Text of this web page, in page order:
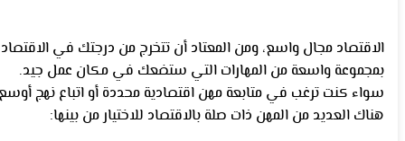
الاقتصاد مجال واسع، ومن المعتاد أن تتخرج من درجتك في الاقتصاد
بمجموعة واسعة من المهارات التي ستضعك في مكان عمل جيد.
سواء كنت ترغب في متابعة مهن اقتصادية محددة أو اتباع نهج
هناك العديد من المهن ذات صلة بالاقتصاد للاختيار من بينها: